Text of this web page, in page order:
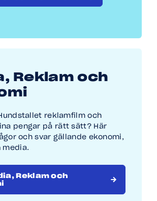
Reklam och
reklamfilm och
pengar på rätt sätt? Här
och svar gällande ekonomi,
media.
Reklam och